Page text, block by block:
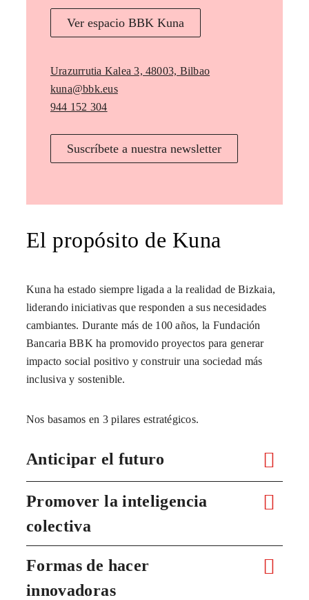
Ver espacio BBK Kuna
Urazurrutia Kalea 3, 48003, Bilbao
kuna@bbk.eus
944 152 304
Suscríbete a nuestra newsletter
El propósito de Kuna
Kuna ha estado siempre ligada a la realidad de Bizkaia,
liderando iniciativas que responden a sus necesidades
cambiantes. Durante más de 100 años, la Fundación
Bancaria BBK ha promovido proyectos para generar
impacto social positivo y construir una sociedad más
inclusiva y sostenible.
Nos basamos en 3 pilares estratégicos.
Anticipar el futuro
Promover la inteligencia
colectiva
Formas de hacer
innovadoras